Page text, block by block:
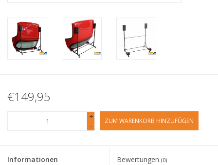
€149,95
+
-
ZUM WARENKORB HINZUFÜGEN
Informationen Bewertungen (0)